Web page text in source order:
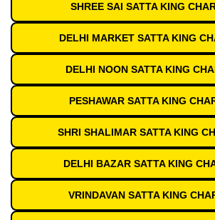
SHREE SAI SATTA KING
DELHI MARKET SATTA KING
DELHI NOON SATTA KING
PESHAWAR SATTA KING
SHRI SHALIMAR SATTA KING
DELHI BAZAR SATTA KING
VRINDAVAN SATTA KING